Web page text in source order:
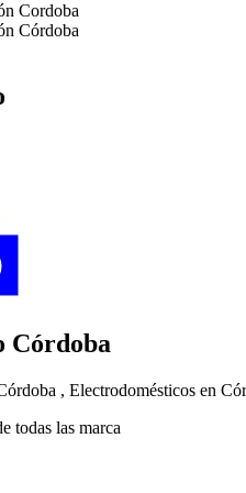
Cordoba
Córdoba
Córdoba
, Electrodomésticos en
todas las marca